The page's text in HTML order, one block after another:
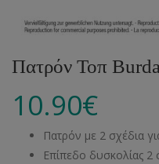
Πατρόν Τοπ
10.90€
Πατρόν με 2 σχέδια
Επίπεδο δυσκολίας 2